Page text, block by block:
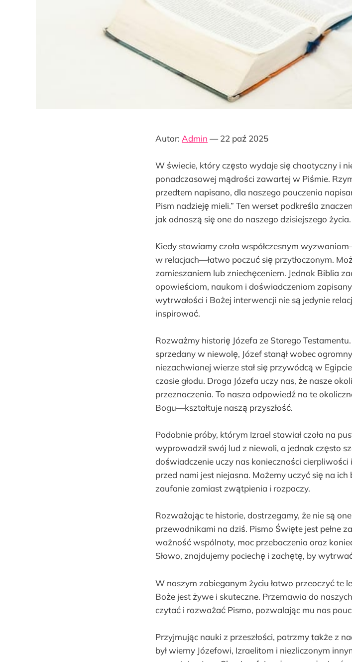
Autor: Admin — 22 paź 2025
W świecie, który często wydaje się chaotyczny i
ponadczasowej mądrości zawartej w Piśmie.
przedtem napisano, dla naszego pouczenia
Pism nadzieję mieli.” Ten werset podkreśla
jak odnoszą się one do naszego dzisiejszego życia.
Kiedy stawiamy czoła współczesnym
w relacjach—łatwo poczuć się przytłoczonym.
zamieszaniem lub zniechęceniem. Jednak Biblia
opowieściom, naukom i doświadczeniom
wytrwałości i Bożej interwencji nie są jedynie
inspirować.
Rozważmy historię Józefa ze Starego
sprzedany w niewolę, Józef stanął wobec
niezachwianej wierze stał się przywódcą w
czasie głodu. Droga Józefa uczy nas, że nasze
przeznaczenia. To nasza odpowiedź na te
Bogu—kształtuje naszą przyszłość.
Podobnie próby, którym Izrael stawiał czoła na
wyprowadził swój lud z niewoli, a jednak często
doświadczenie uczy nas konieczności
przed nami jest niejasna. Możemy uczyć się na
zaufanie zamiast zwątpienia i rozpaczy.
Rozważając te historie, dostrzegamy, że nie są
przewodnikami na dziś. Pismo Święte jest pełne
ważność wspólnoty, moc przebaczenia oraz
Słowo, znajdujemy pociechę i zachętę, by
W naszym zabieganym życiu łatwo przeoczyć te
Boże jest żywe i skuteczne. Przemawia do
czytać i rozważać Pismo, pozwalając mu nas
Przyjmując nauki z przeszłości, patrzmy także z
był wierny Józefowi, Izraelitom i niezliczonym